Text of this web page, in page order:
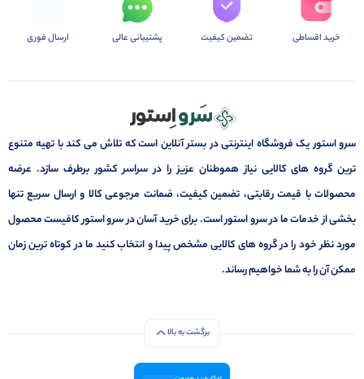
خرید اقساطی تضمین کیفیت پشتیبانی عالی ارسال فوری
سرو استور یک فروشگاه اینترنتی در بستر آنلاین است که تلاش می کند با تهیه متنوع
ترین گروه های کالایی نیاز هموطنان عزیز را در سراسر کشور برطرف سازد. عرضه
محصولات با قیمت رقابتی، تضمین کیفیت، ضمانت مرجوعی کالا و ارسال سریع تنها
بخشی از خدمات ما در سرو استور است. برای خرید آسان در سرو استور کافیست محصول
مورد نظر خود را در گروه های کالایی مشخص پیدا و انتخاب کنید ما در کوتاه ترین زمان
ممکن آن را به شما خواهیم رساند.
برگشت به بالا